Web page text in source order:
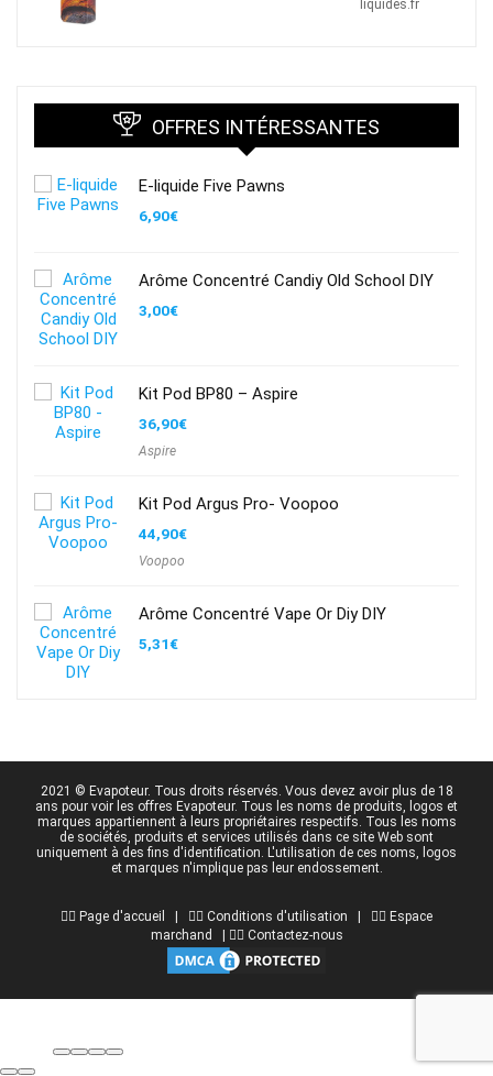
OFFRES INTÉRESSANTES
E-liquide Five Pawns
6,90€
Arôme Concentré Candiy Old School DIY
3,00€
Kit Pod BP80 – Aspire
36,90€
Aspire
Kit Pod Argus Pro- Voopoo
44,90€
Voopoo
Arôme Concentré Vape Or Diy DIY
5,31€
2021 © Evapoteur. Tous droits réservés. Vous devez avoir plus de 18
ans pour voir les offres Evapoteur. Tous les noms de produits, logos et
marques appartiennent à leurs propriétaires respectifs. Tous les noms
de sociétés, produits et services utilisés dans ce site Web sont
uniquement à des fins d'identification. L'utilisation de ces noms, logos
et marques n'implique pas leur endossement.
👉🏻 Page d'accueil | 👉🏻 Conditions d'utilisation | 👉🏻 Espace
marchand
| 👉🏻 Contactez-nous